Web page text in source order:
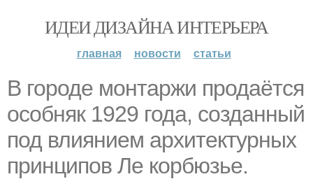
ИДЕИ ДИЗАЙНА ИНТЕРЬЕРА
главная новости статьи
В городе монтаржи продаётся
особняк 1929 года, созданный
под влиянием архитектурных
принципов Ле корбюзье.